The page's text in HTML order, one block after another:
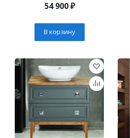
54 900₽
В корзину